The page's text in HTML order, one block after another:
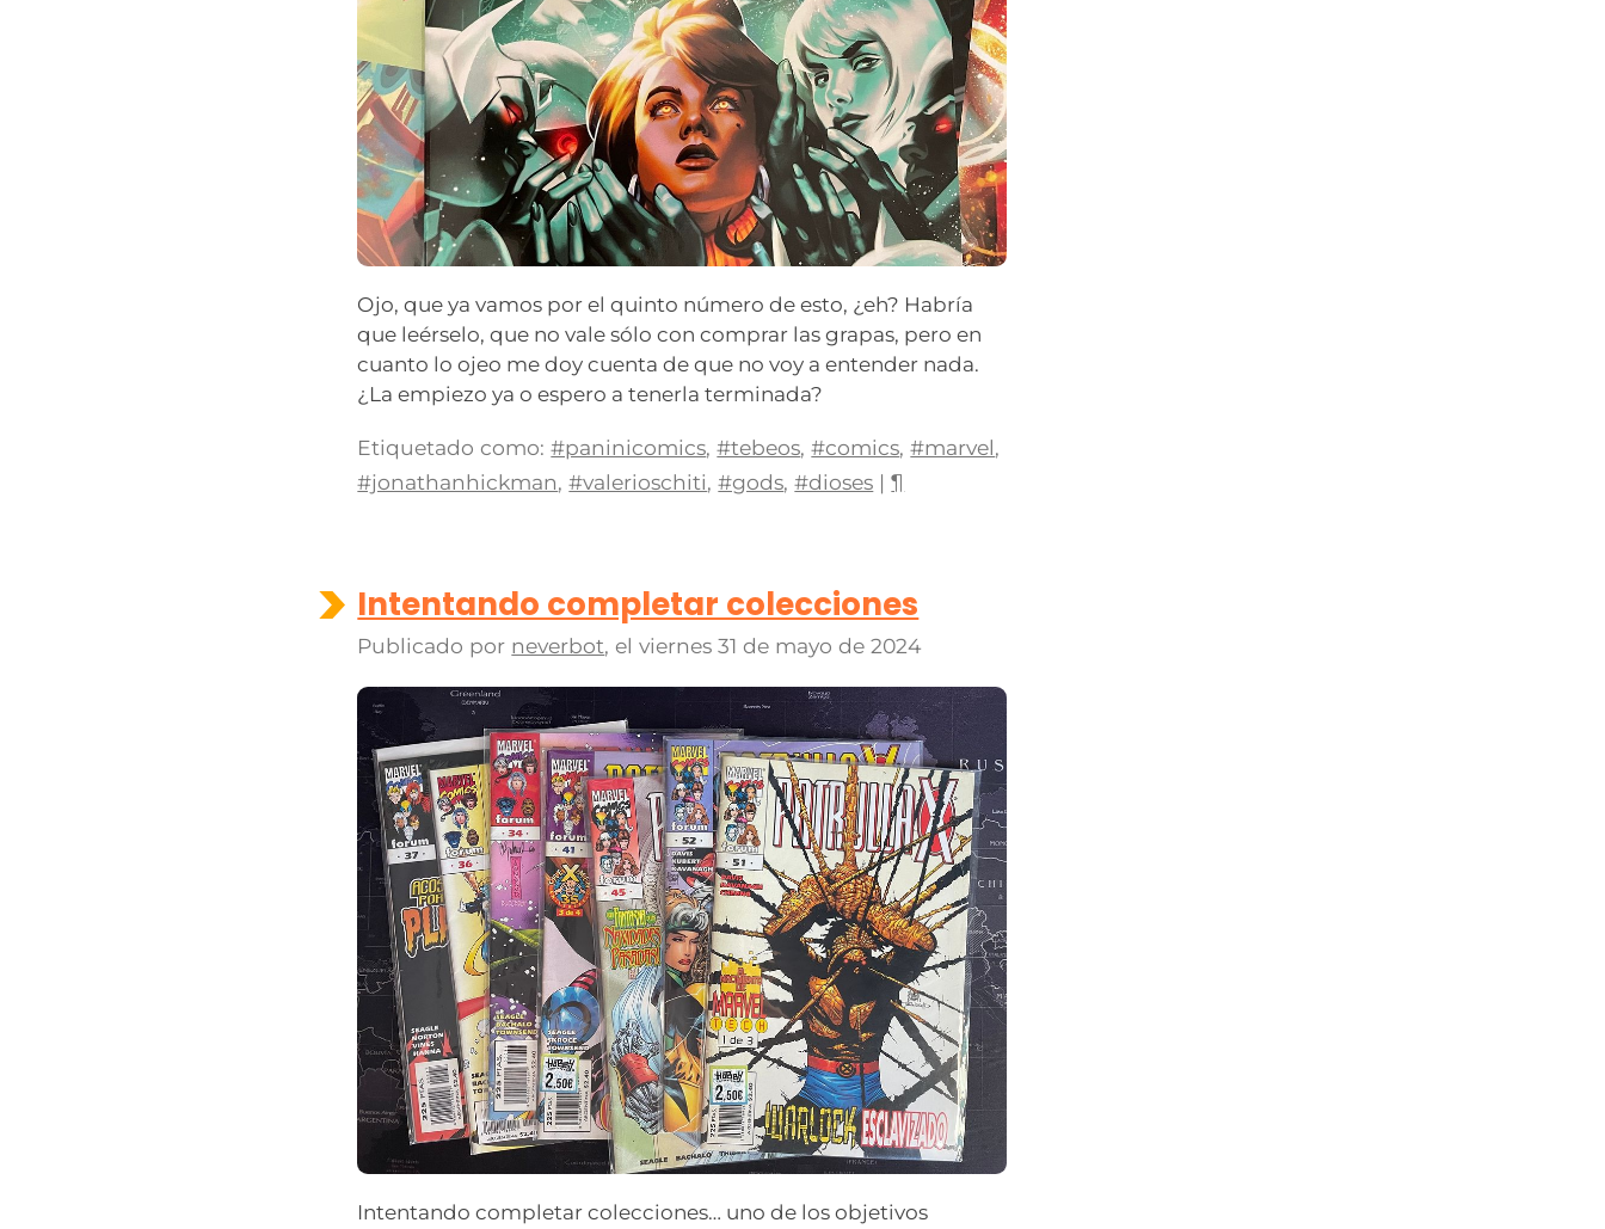
Ojo, que ya vamos por el quinto número de esto, ¿eh? Habría
que leérselo, que no vale sólo con comprar las grapas, pero en
cuanto lo ojeo me doy cuenta de que no voy a entender nada.
¿La empiezo ya o espero a tenerla terminada?
Etiquetado como: #paninicomics,#tebeos,#comics,#marvel,
#jonathanhickman,#valerioschiti,#gods,#dioses |¶
Intentando completar colecciones
Publicado por neverbot, elviernes 31 de mayo de 2024
Intentando completar colecciones… uno de los objetivos